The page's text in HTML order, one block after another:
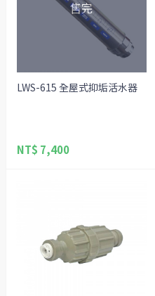
LWS-615 全屋式抑垢活水器
NT$ 7,400